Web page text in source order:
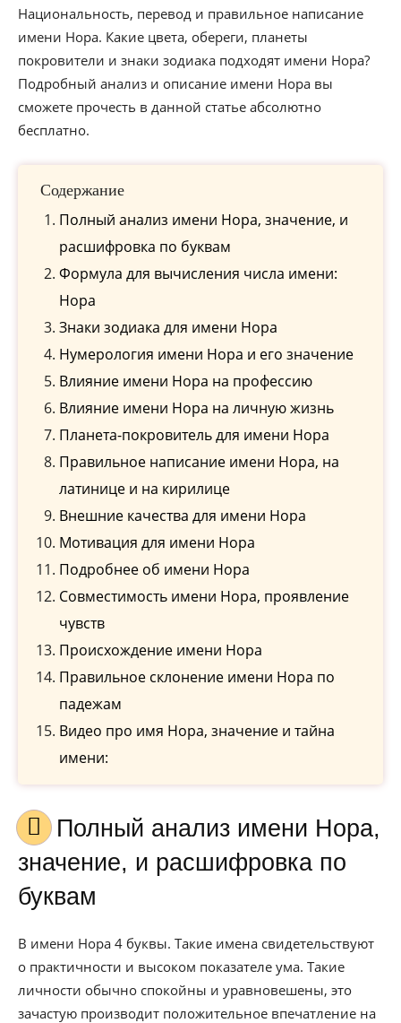
Национальность, перевод и правильное написание
имени Нора. Какие цвета, обереги, планеты
покровители и знаки зодиака подходят имени Нора?
Подробный анализ и описание имени Нора вы
сможете прочесть в данной статье абсолютно
бесплатно.
Содержание
Полный анализ имени Нора, значение, и
расшифровка по буквам
Формула для вычисления числа имени:
Нора
Знаки зодиака для имени Нора
Нумерология имени Нора и его значение
Влияние имени Нора на профессию
Влияние имени Нора на личную жизнь
Планета-покровитель для имени Нора
Правильное написание имени Нора, на
латинице и на кирилице
Внешние качества для имени Нора
Мотивация для имени Нора
Подробнее об имени Нора
Совместимость имени Нора, проявление
чувств
Происхождение имени Нора
Правильное склонение имени Нора по
падежам
Видео про имя Нора, значение и тайна
имени:
Полный анализ имени Нора,
значение, и расшифровка по
буквам
В имени Нора 4 буквы. Такие имена свидетельствуют
о практичности и высоком показателе ума. Такие
личности обычно спокойны и уравновешены, это
зачастую производит положительное впечатление на